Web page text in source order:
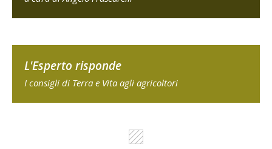
L'Esperto risponde
I consigli di Terra e Vita agli agricoltori